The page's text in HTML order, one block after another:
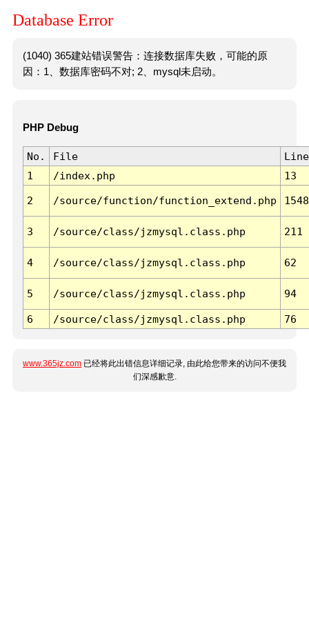
Database Error
(1040) 365建站错误警告：连接数据库失败，可能的原
因：1、数据库密码不对; 2、mysql未启动。
PHP Debug
No. File
Line
1
/index.php 13
2 /source/function/function_extend.php 1548
3 /source/class/jzmysql.class.php 211
4 /source/class/jzmysql.class.php 62
5 /source/class/jzmysql.class.php 94
6 /source/class/jzmysql.class.php 76
www.365jz.com 已经将此出错信息详细记录, 由此给您带来的访问不便我
们深感歉意.